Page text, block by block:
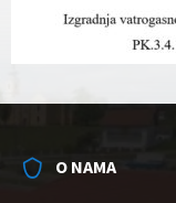
O NAMA